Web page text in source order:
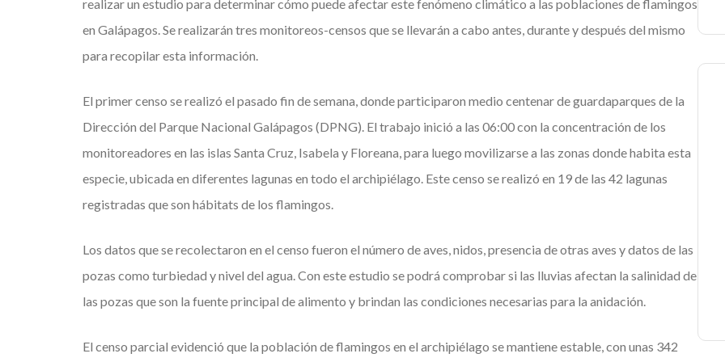
realizar un estudio para determinar cómo puede afectar este fenómeno climático a las poblaciones de flamingos
en Galápagos. Se realizarán tres monitoreos-censos que se llevarán a cabo antes, durante y después del mismo
para recopilar esta información.
El primer censo se realizó el pasado fin de semana, donde participaron medio centenar de guardaparques de la
Dirección del Parque Nacional Galápagos (DPNG). El trabajo inició a las 06:00 con la concentración de los
monitoreadores en las islas Santa Cruz, Isabela y Floreana, para luego movilizarse a las zonas donde habita esta
especie, ubicada en diferentes lagunas en todo el archipiélago. Este censo se realizó en 19 de las 42 lagunas
registradas que son hábitats de los flamingos.
Los datos que se recolectaron en el censo fueron el número de aves, nidos, presencia de otras aves y datos de las
pozas como turbiedad y nivel del agua. Con este estudio se podrá comprobar si las lluvias afectan la salinidad de
las pozas que son la fuente principal de alimento y brindan las condiciones necesarias para la anidación.
El censo parcial evidenció que la población de flamingos en el archipiélago se mantiene estable, con unas 342